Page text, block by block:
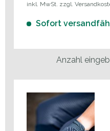
inkl. MwSt. zzgl.
Sofort
Anzahl